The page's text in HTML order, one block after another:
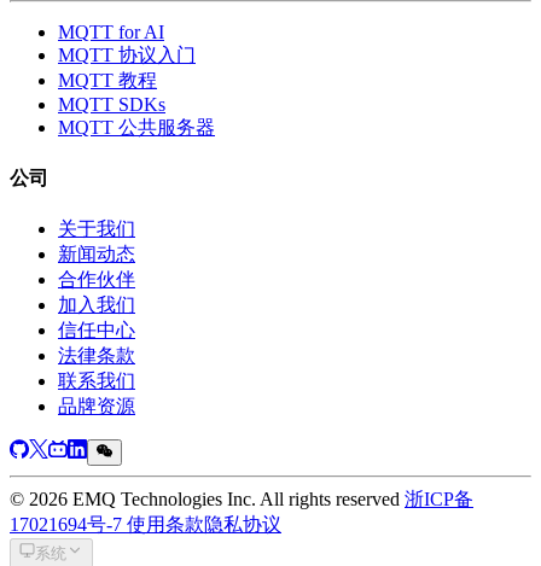
MQTT for AI
MQTT 协议入门
MQTT 教程
MQTT SDKs
MQTT 公共服务器
公司
关于我们
新闻动态
合作伙伴
加入我们
信任中心
法律条款
联系我们
品牌资源
© 2026 EMQ Technologies Inc. All rights reserved 浙ICP备
17021694号-7 使用条款隐私协议
系统